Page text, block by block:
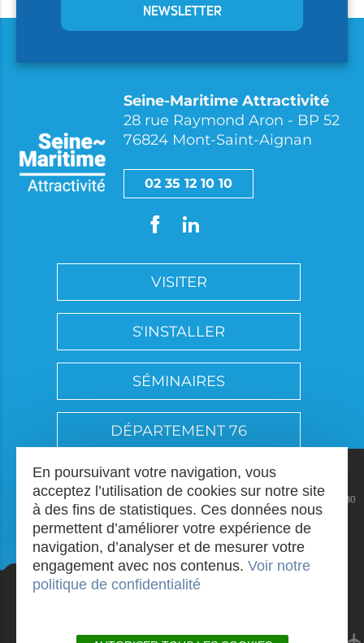
NEWSLETTER
Seine-Maritime Attractivité
28 rue Raymond Aron - BP 52
76824 Mont-Saint-Aignan
02 35 12 10 10
VISITER
S'INSTALLER
SÉMINAIRES
DÉPARTEMENT 76
En poursuivant votre navigation, vous
acceptez l’utilisation de cookies sur notre site
à des fins de statistiques. Ces données nous
permettent d’améliorer votre expérience de
navigation, d’analyser et de mesurer votre
engagement avec nos contenus. Voir notre
politique de confidentialité